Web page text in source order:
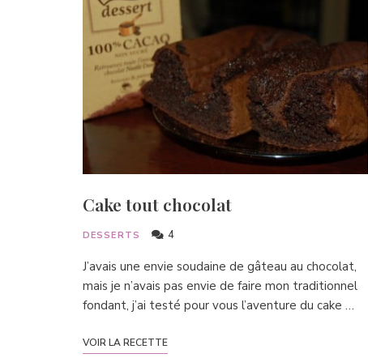
Cake tout chocolat
DESSERTS 4
J’avais une envie soudaine de gâteau au chocolat,
mais je n’avais pas envie de faire mon traditionnel
fondant, j’ai testé pour vous l’aventure du cake …
VOIR LA RECETTE